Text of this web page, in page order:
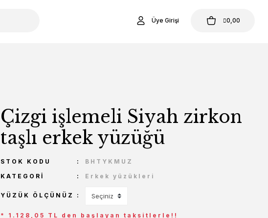
Üye Girişi 0,00
Çizgi işlemeli Siyah zirkon
taşlı erkek yüzüğü
STOK KODU
BHTYKMUZ
KATEGORI
Erkek yüzükleri
YÜZÜK ÖLÇÜNÜZ
* 1.128,05 TL den başlayan taksitlerle!!